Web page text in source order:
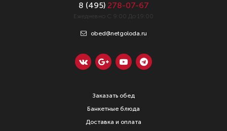
8 (495) 278-07-67
Ежедневно С 9:00 До 19:00
obed@netgoloda.ru
Заказать обед
Банкетные блюда
Доставка и оплата